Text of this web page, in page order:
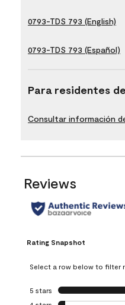
0793-TDS 793 (English)
0793-TDS 793 (Español)
Para residentes
Consultar información
Reviews
Rating Snapshot
Select a row below to filter
5 stars stars